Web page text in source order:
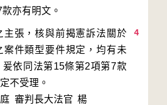
4
主張，核與前揭憲訴法關於
案件類型要件規定，均有未
依同法第15條第2項第7款
不受理。
審判長大法官 楊